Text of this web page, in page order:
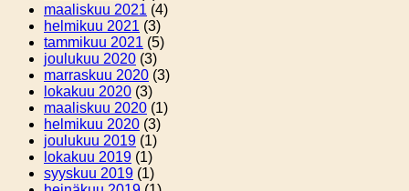
maaliskuu 2021 (4)
helmikuu 2021 (3)
tammikuu 2021 (5)
joulukuu 2020 (3)
marraskuu 2020 (3)
lokakuu 2020 (3)
maaliskuu 2020 (1)
helmikuu 2020 (3)
joulukuu 2019 (1)
lokakuu 2019 (1)
syyskuu 2019 (1)